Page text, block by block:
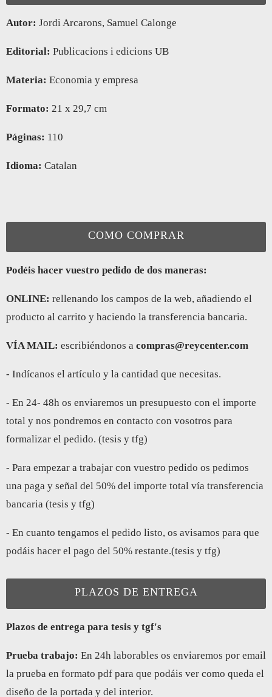
Autor: Jordi Arcarons, Samuel Calonge
Editorial: Publicacions i edicions UB
Materia: Economia y empresa
Formato: 21 x 29,7 cm
Páginas: 110
Idioma: Catalan
COMO COMPRAR
Podéis hacer vuestro pedido de dos maneras:
ONLINE: rellenando los campos de la web, añadiendo el
producto al carrito y haciendo la transferencia bancaria.
VÍA MAIL: escribiéndonos a compras@reycenter.com
- Indícanos el artículo y la cantidad que necesitas.
- En 24- 48h os enviaremos un presupuesto con el importe
total y nos pondremos en contacto con vosotros para
formalizar el pedido. (tesis y tfg)
- Para empezar a trabajar con vuestro pedido os pedimos
una paga y señal del 50% del importe total vía transferencia
bancaria (tesis y tfg)
- En cuanto tengamos el pedido listo, os avisamos para que
podáis hacer el pago del 50% restante.(tesis y tfg)
PLAZOS DE ENTREGA
Plazos de entrega para tesis y tgf's
Prueba trabajo: En 24h laborables os enviaremos por email
la prueba en formato pdf para que podáis ver como queda el
diseño de la portada y del interior.